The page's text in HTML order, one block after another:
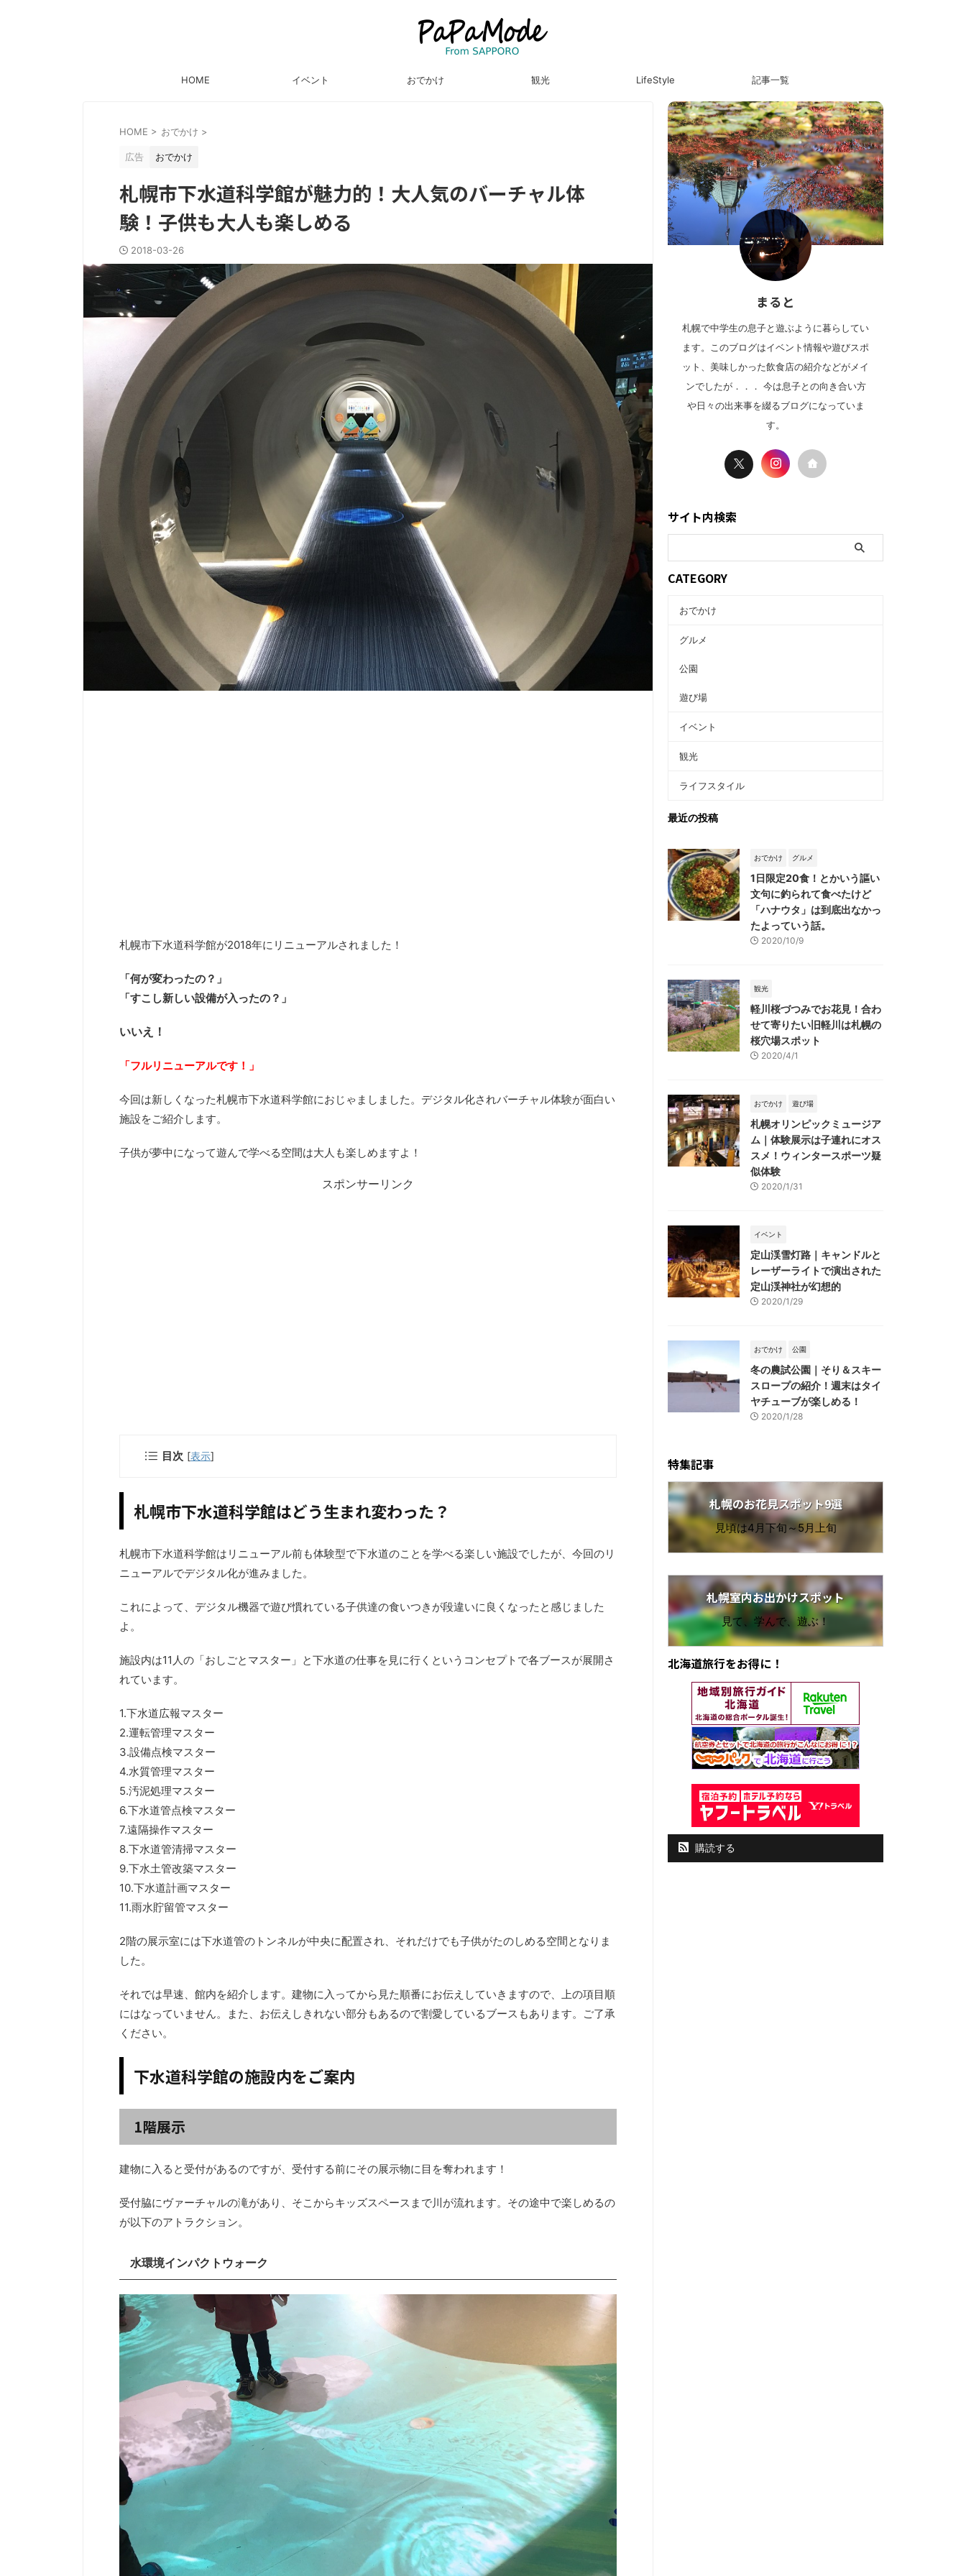
HOME イベント おでかけ 観光 LifeStyle 記事一覧
HOME > おでかけ >
広告 おでかけ
札幌市下水道科学館が魅力的！大人気のバーチャル体
験！子供も大人も楽しめる
2018-03-26
札幌市下水道科学館が2018年にリニューアルされました！
「何が変わったの？」
「すこし新しい設備が入ったの？」
いいえ！
「フルリニューアルです！」
今回は新しくなった札幌市下水道科学館におじゃましました。デジタル化されバーチャル体験が面白い
施設をご紹介します。
子供が夢中になって遊んで学べる空間は大人も楽しめますよ！
スポンサーリンク
目次 [表示]
札幌市下水道科学館はどう生まれ変わった？
札幌市下水道科学館はリニューアル前も体験型で下水道のことを学べる楽しい施設でしたが、今回のリ
ニューアルでデジタル化が進みました。
これによって、デジタル機器で遊び慣れている子供達の食いつきが段違いに良くなったと感じました
よ。
施設内は11人の「おしごとマスター」と下水道の仕事を見に行くというコンセプトで各ブースが展開さ
れています。
1.下水道広報マスター
2.運転管理マスター
3.設備点検マスター
4.水質管理マスター
5.汚泥処理マスター
6.下水道管点検マスター
7.遠隔操作マスター
8.下水道管清掃マスター
9.下水土管改築マスター
10.下水道計画マスター
11.雨水貯留管マスター
2階の展示室には下水道管のトンネルが中央に配置され、それだけでも子供がたのしめる空間となりま
した。
それでは早速、館内を紹介します。建物に入ってから見た順番にお伝えしていきますので、上の項目順
にはなっていません。また、お伝えしきれない部分もあるので割愛しているブースもあります。ご了承
ください。
下水道科学館の施設内をご案内
1階展示
建物に入ると受付があるのですが、受付する前にその展示物に目を奪われます！
受付脇にヴァーチャルの滝があり、そこからキッズスペースまで川が流れます。その途中で楽しめるの
が以下のアトラクション。
水環境インパクトウォーク
まると
札幌で中学生の息子と遊ぶように暮らしてい
ます。このブログはイベント情報や遊びスポ
ット、美味しかった飲食店の紹介などがメイ
ンでしたが．．． 今は息子との向き合い方
や日々の出来事を綴るブログになっていま
す。
サイト内検索
CATEGORY
おでかけ
グルメ
公園
遊び場
イベント
観光
ライフスタイル
最近の投稿
おでかけ グルメ
1日限定20食！とかいう謳い
文句に釣られて食べたけど
「ハナウタ」は到底出なかっ
たよっていう話。
2020/10/9
観光
軽川桜づつみでお花見！合わ
せて寄りたい旧軽川は札幌の
桜穴場スポット
2020/4/1
おでかけ 遊び場
札幌オリンピックミュージア
ム｜体験展示は子連れにオス
スメ！ウィンタースポーツ疑
似体験
2020/1/31
イベント
定山渓雪灯路｜キャンドルと
レーザーライトで演出された
定山渓神社が幻想的
2020/1/29
おでかけ 公園
冬の農試公園｜そり＆スキー
スロープの紹介！週末はタイ
ヤチューブが楽しめる！
2020/1/28
特集記事
札幌のお花見スポット9選
見頃は4月下旬～5月上旬
札幌室内お出かけスポット
見て、学んで、遊ぶ！
北海道旅行をお得に！
購読する